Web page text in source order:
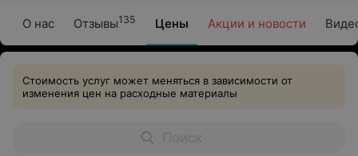
О нас Отзывы135 Цены Акции и новости
Стоимость услуг может меняться в зависимости от
изменения цен на расходные материалы